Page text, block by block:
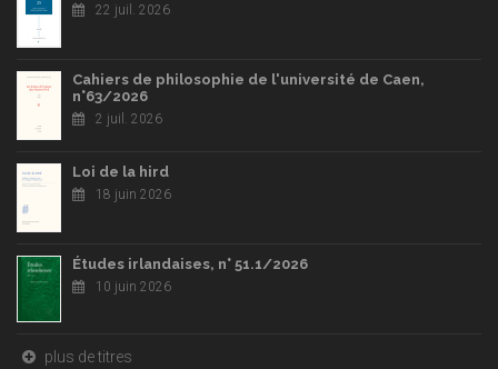
22 juil. 2026
Cahiers de philosophie de l'université de Caen,
n°63/2026
2 juil. 2026
Loi de la hird
18 juin 2026
Études irlandaises, n° 51.1/2026
10 juin 2026
plus de titres